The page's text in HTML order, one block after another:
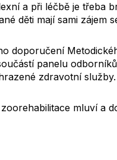
a při léčbě je třeba
děti mají sami zájem
doporučení
panelu
zdravotní služby.
mluví a